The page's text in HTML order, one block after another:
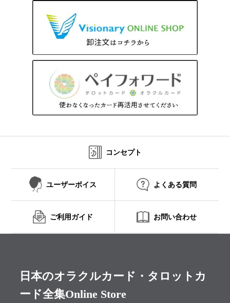
コンセプト
ユーザーボイス よくある質問
ご利用ガイド お問い合わせ
日本のオラクルカード・タロットカ
ード全集Online Store